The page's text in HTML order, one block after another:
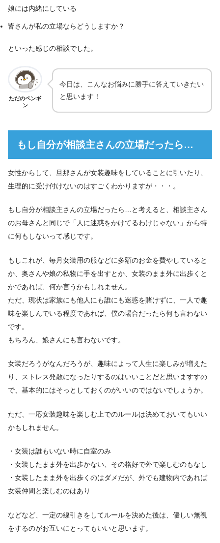
娘には内緒にしている
皆さんが私の立場ならどうしますか？
といった感じの相談でした。
ただのペンギ
ン
今日は、こんなお悩みに勝手に答えていきたい
と思います！
もし自分が相談主さんの立場だったら…
女性からして、旦那さんが女装趣味をしていることに引いたり、
生理的に受け付けないのはすごくわかりますが・・・。
もし自分が相談主さんの立場だったら…と考えると、相談主さん
のお母さんと同じで「人に迷惑をかけてるわけじゃない」から特
に何もしないって感じです。
もしこれが、毎月女装用の服などに多額のお金を費やしていると
か、奥さんや娘の私物に手を出すとか、女装のまま外に出歩くと
かであれば、何か言うかもしれません。
ただ、現状は家族にも他人にも誰にも迷惑を賭けずに、一人で趣
味を楽しんでいる程度であれば、僕の場合だったら何も言わない
です。
もちろん、娘さんにも言わないです。
女装だろうがなんだろうが、趣味によって人生に楽しみが増えた
り、ストレス発散になったりするのはいいことだと思いますすの
で、基本的にはそっとしておくのがいいのではないでしょうか。
ただ、一応女装趣味を楽しむ上でのルールは決めておいてもいい
かもしれません。
・女装は誰もいない時に自室のみ
・女装したまま外を出歩かない、その格好で外で楽しむのもなし
・女装したまま外を出歩くのはダメだが、外でも建物内であれば
女装仲間と楽しむのはあり
などなど、一定の線引きをしてルールを決めた後は、優しい無視
をするのがお互いにとってもいいと思います。